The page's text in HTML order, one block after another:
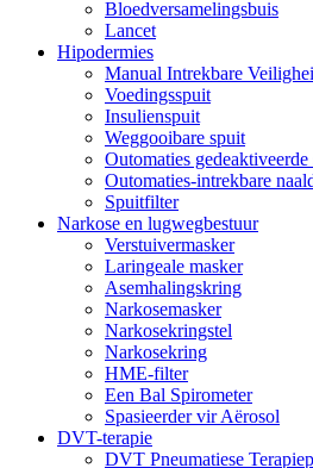
Bloedversamelingsbuis
Lancet
Hipodermies
Manual Intrekbare
Voedingsspuit
Insulienspuit
Weggooibare spuit
Outomaties gedeaktiveerde
Outomaties-intrekbare
Spuitfilter
Narkose en lugwegbestuur
Verstuivermasker
Laringeale masker
Asemhalingskring
Narkosemasker
Narkosekringstel
Narkosekring
HME-filter
Een Bal Spirometer
Spasieerder vir Aërosol
DVT-terapie
DVT Pneumatiese